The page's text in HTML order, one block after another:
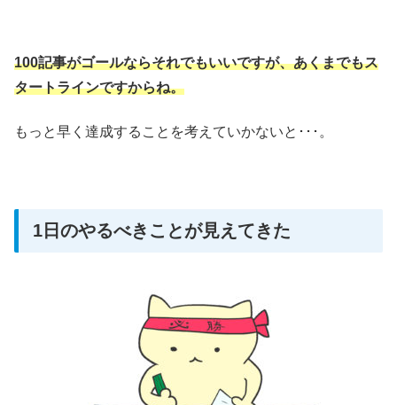
100記事がゴールならそれでもいいですが、あくまでもス
タートラインですからね。
もっと早く達成することを考えていかないと･･･。
1日のやるべきことが見えてきた